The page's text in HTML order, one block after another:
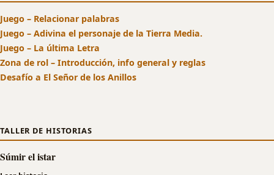
Juego – Relacionar palabras
Juego – Adivina el personaje de la Tierra Media.
Juego – La última Letra
Zona de rol – Introducción, info general y reglas
Desafío a El Señor de los Anillos
TALLER DE HISTORIAS
Súmir el istar